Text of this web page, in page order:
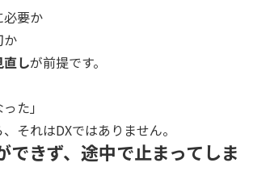
必要か
か
直しが前提です。
た」
それはDXではありません。
きず、途中で止まってしま